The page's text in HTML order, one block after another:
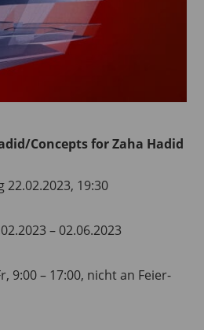
Concepts for Zaha Hadid
19:30
– 02.06.2023
9:00 – 17:00, nicht an Feier-